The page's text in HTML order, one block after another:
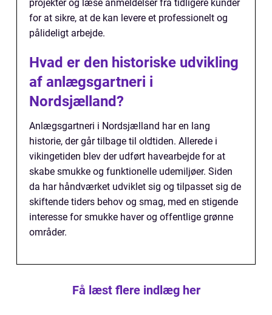
projekter og læse anmeldelser fra tidligere kunder
for at sikre, at de kan levere et professionelt og
pålideligt arbejde.
Hvad er den historiske udvikling
af anlægsgartneri i
Nordsjælland?
Anlægsgartneri i Nordsjælland har en lang
historie, der går tilbage til oldtiden. Allerede i
vikingetiden blev der udført havearbejde for at
skabe smukke og funktionelle udemiljøer. Siden
da har håndværket udviklet sig og tilpasset sig de
skiftende tiders behov og smag, med en stigende
interesse for smukke haver og offentlige grønne
områder.
Få læst flere indlæg her